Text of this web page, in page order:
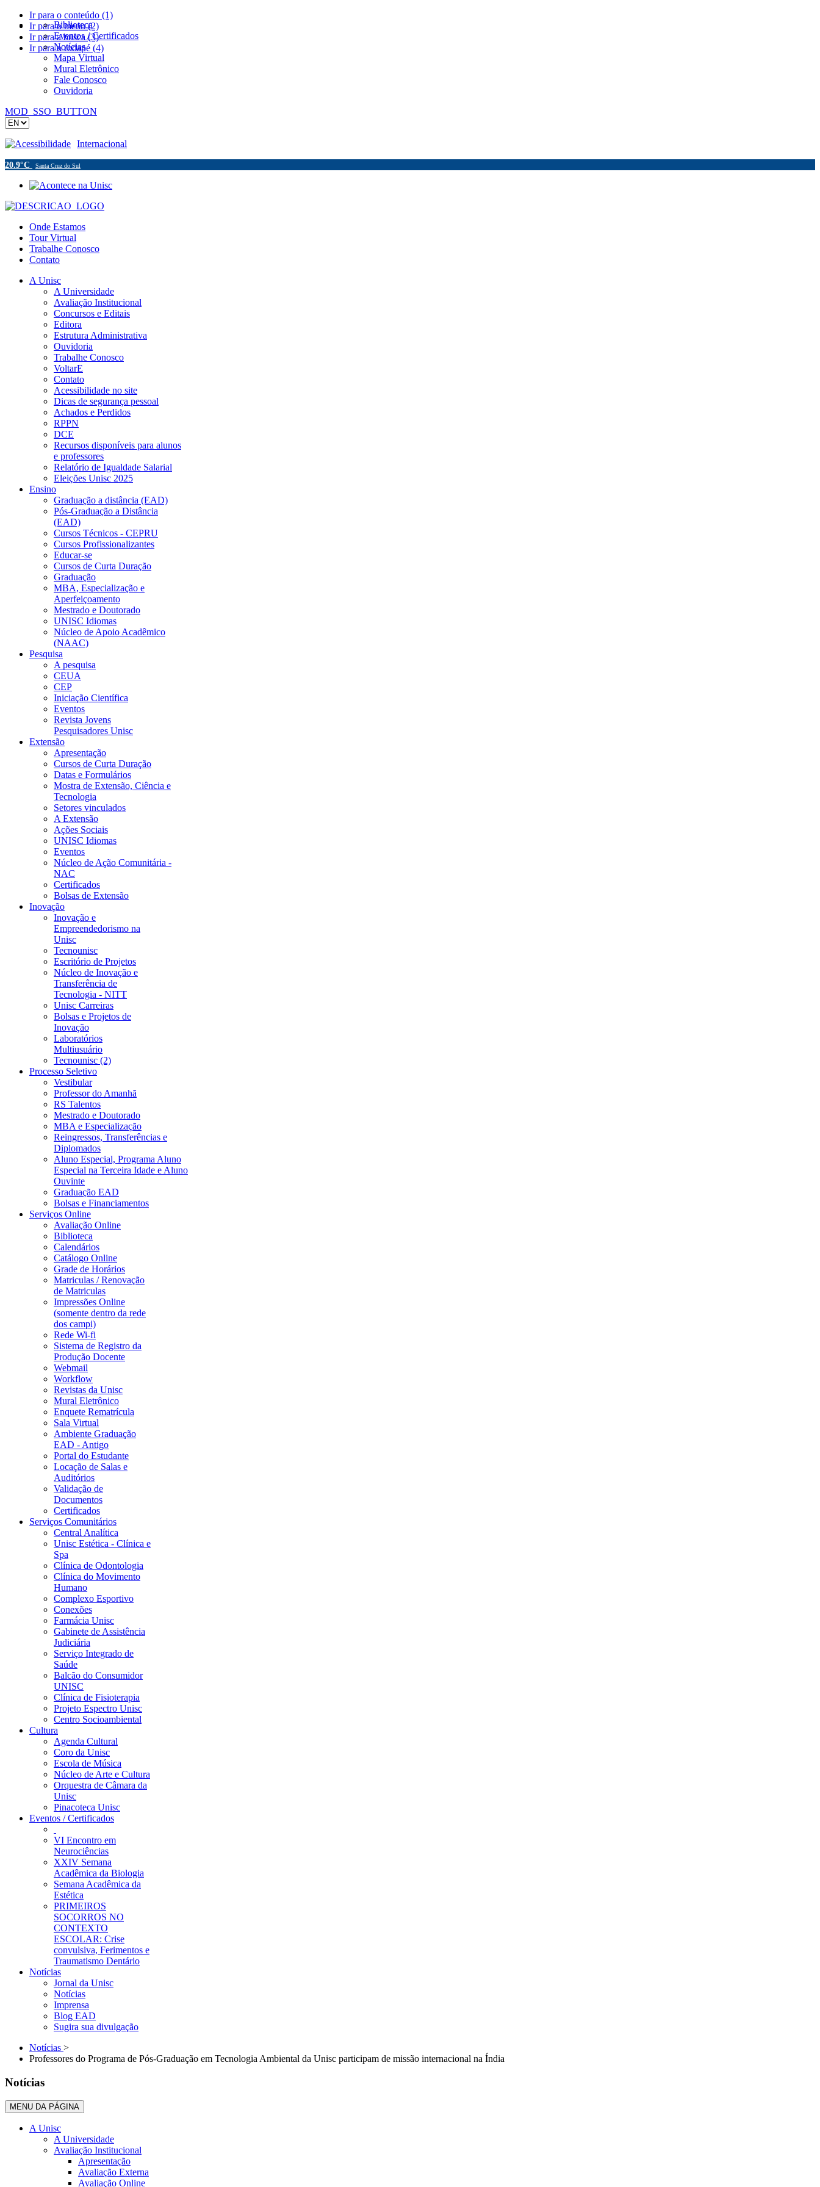
Ir para o conteúdo (1)
Ir para o menu (2)
Ir para a busca (3)
Ir para o rodapé (4)
Biblioteca
Eventos / Certificados
Notícias
Mapa Virtual
Mural Eletrônico
Fale Conosco
Ouvidoria
MOD_SSO_BUTTON
Acessibilidade Internacional
20.9°C Santa Cruz do Sul
Onde Estamos
Tour Virtual
Trabalhe Conosco
Contato
A Unisc
A Universidade
Avaliação Institucional
Concursos e Editais
Editora
Estrutura Administrativa
Ouvidoria
Trabalhe Conosco
VoltarE
Contato
Acessibilidade no site
Dicas de segurança pessoal
Achados e Perdidos
RPPN
DCE
Recursos disponíveis para alunos
e professores
Relatório de Igualdade Salarial
Eleições Unisc 2025
Ensino
Graduação a distância (EAD)
Pós-Graduação a Distância
(EAD)
Cursos Técnicos - CEPRU
Cursos Profissionalizantes
Educar-se
Cursos de Curta Duração
Graduação
MBA, Especialização e
Aperfeiçoamento
Mestrado e Doutorado
UNISC Idiomas
Núcleo de Apoio Acadêmico
(NAAC)
Pesquisa
A pesquisa
CEUA
CEP
Iniciação Científica
Eventos
Revista Jovens
Pesquisadores Unisc
Extensão
Apresentação
Cursos de Curta Duração
Datas e Formulários
Mostra de Extensão, Ciência e
Tecnologia
Setores vinculados
A Extensão
Ações Sociais
UNISC Idiomas
Eventos
Núcleo de Ação Comunitária -
NAC
Certificados
Bolsas de Extensão
Inovação
Inovação e
Empreendedorismo na
Unisc
Tecnounisc
Escritório de Projetos
Núcleo de Inovação e
Transferência de
Tecnologia - NITT
Unisc Carreiras
Bolsas e Projetos de
Inovação
Laboratórios
Multiusuário
Tecnounisc (2)
Processo Seletivo
Vestibular
Professor do Amanhã
RS Talentos
Mestrado e Doutorado
MBA e Especialização
Reingressos, Transferências e
Diplomados
Aluno Especial, Programa Aluno
Especial na Terceira Idade e Aluno
Ouvinte
Graduação EAD
Bolsas e Financiamentos
Serviços Online
Avaliação Online
Biblioteca
Calendários
Catálogo Online
Grade de Horários
Matriculas / Renovação
de Matriculas
Impressões Online
(somente dentro da rede
dos campi)
Rede Wi-fi
Sistema de Registro da
Produção Docente
Webmail
Workflow
Revistas da Unisc
Mural Eletrônico
Enquete Rematrícula
Sala Virtual
Ambiente Graduação
EAD - Antigo
Portal do Estudante
Locação de Salas e
Auditórios
Validação de
Documentos
Certificados
Serviços Comunitários
Central Analítica
Unisc Estética - Clínica e
Spa
Clínica de Odontologia
Clínica do Movimento
Humano
Complexo Esportivo
Conexões
Farmácia Unisc
Gabinete de Assistência
Judiciária
Serviço Integrado de
Saúde
Balcão do Consumidor
UNISC
Clínica de Fisioterapia
Projeto Espectro Unisc
Centro Socioambiental
Cultura
Agenda Cultural
Coro da Unisc
Escola de Música
Núcleo de Arte e Cultura
Orquestra de Câmara da
Unisc
Pinacoteca Unisc
Eventos / Certificados
VI Encontro em
Neurociências
XXIV Semana
Acadêmica da Biologia
Semana Acadêmica da
Estética
PRIMEIROS
SOCORROS NO
CONTEXTO
ESCOLAR: Crise
convulsiva, Ferimentos e
Traumatismo Dentário
Notícias
Jornal da Unisc
Notícias
Imprensa
Blog EAD
Sugira sua divulgação
Notícias >
Professores do Programa de Pós-Graduação em Tecnologia Ambiental da Unisc participam de missão internacional na Índia
Notícias
MENU DA PÁGINA
A Unisc
A Universidade
Avaliação Institucional
Apresentação
Avaliação Externa
Avaliação Online